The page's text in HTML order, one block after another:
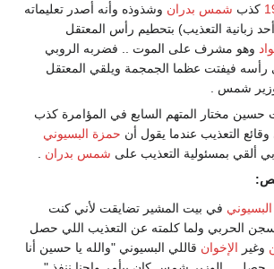
كذب شمس بدران وشذوذه وأنه أصدر تعليماته
زبانية التعذيب) بتحطيم رأس المعتقل
وهو مشرف على الموت .. فضربه الروبي
رأسه فيفتت عظما الجمجمة ويلقي المعتقل
شمس .
مختار المتهم السابع في المؤامرة كذب
التعذيب عندما يقول أن حمزة البسيوني
ألقي بمسئولية التعذيب على شمس بدران
في بيت المشير تضايقت لأني كنت
الحربي ولما كلمته عن التعذيب اللي حصل
وغير الإخوان قاللي البسيوني "والله يا حسين أنا